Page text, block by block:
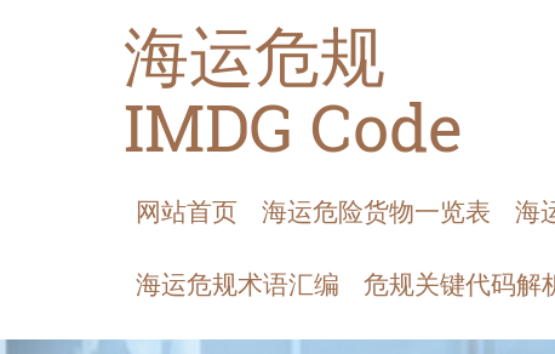
海运危规
IMDG Code
网站首页 海运危险货物一览表 海
海运危规术语汇编 危规关键代码解